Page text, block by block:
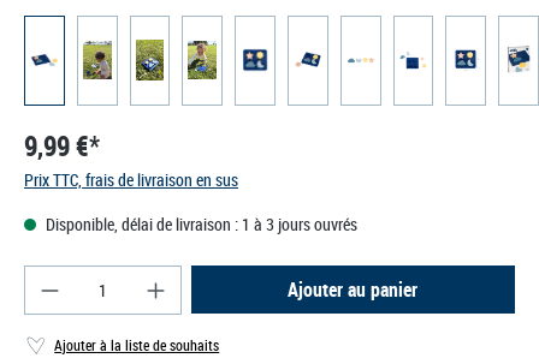
9,99 €*
Prix TTC, frais de livraison en sus
Disponible, délai de livraison : 1 à 3 jours ouvrés
Quantité de produit : Entrez la quantité
Ajouter au panier
Ajouter à la liste de souhaits